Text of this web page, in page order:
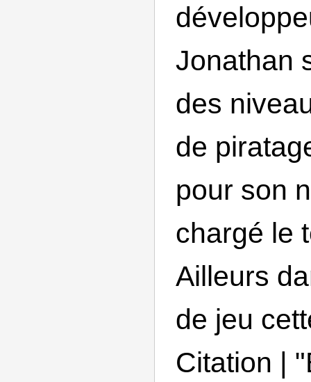
Jonathan
des
de
pour son
chargé le
Ailleurs
de jeu
Citation |